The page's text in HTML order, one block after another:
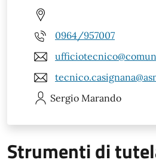
0964/957007
Sergio Marando
Strumenti di